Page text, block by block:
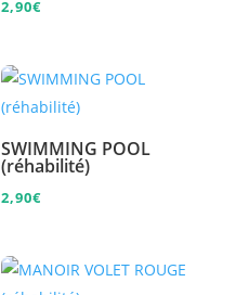
2,90€
SWIMMING POOL
(réhabilité)
2,90€